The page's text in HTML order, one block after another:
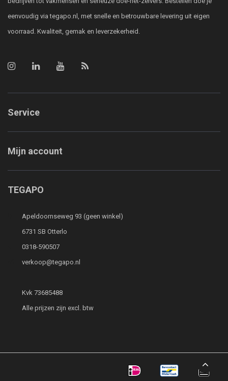
eenvoudig via tegapo.nl, met snelle en betrouwbare levering uit eigen
voorraad. Kwaliteit, gemak en leverzekerheid.
Service
Mijn account
TEGAPO
Apeldoornseweg 93 (geen winkel)
6731 SB Otterlo
0318-590507
verkoop@tegapo.nl
Kvk 73685488
Alle prijzen zijn excl. btw